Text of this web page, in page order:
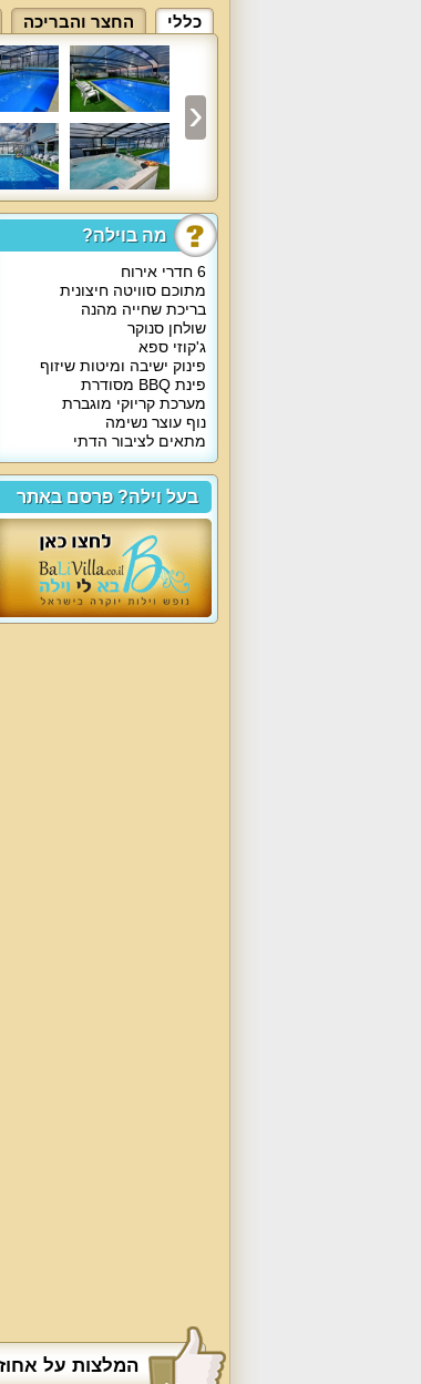
כללי החצר והבריכה
מה בוילה?
6 חדרי אירוח
מתוכם סוויטה חיצונית
בריכת שחייה מהנה
שולחן סנוקר
ג'קוזי ספא
פינוק ישיבה ומיטות שיזוף
פינת BBQ מסודרת
מערכת קריוקי מוגברת
נוף עוצר נשימה
מתאים לציבור הדתי
בעל וילה? פרסם באתר
המלצות על